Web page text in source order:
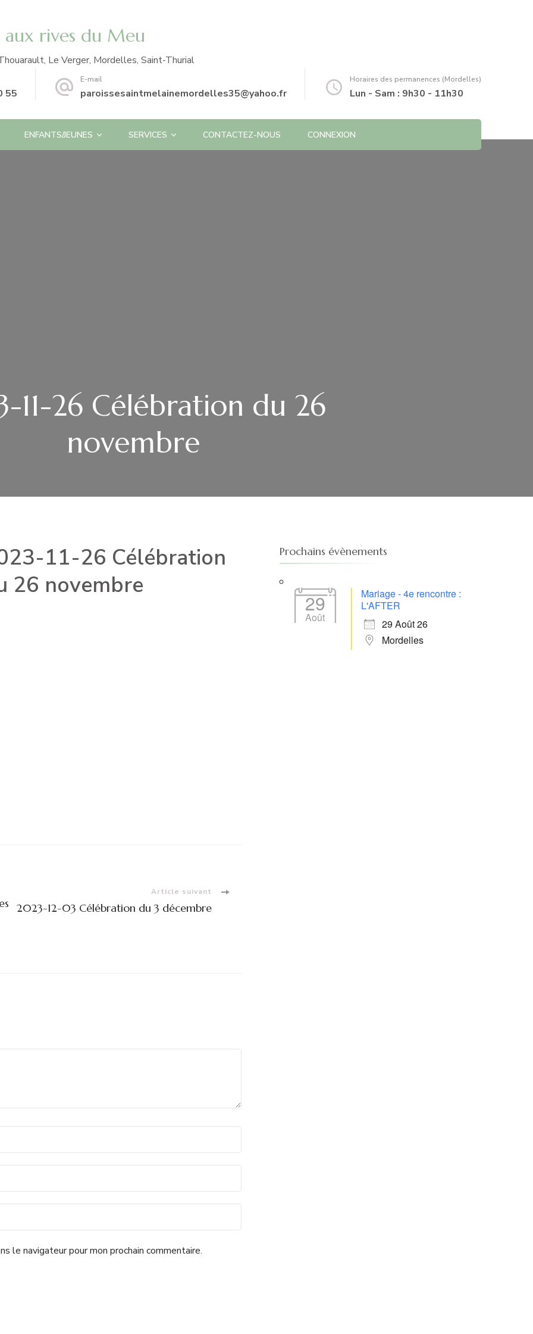
aux rives du Meu
Le Verger, Mordelles, Saint-Thurial
55
E-mail
paroissesaintmelainemordelles35@yahoo.fr
Horaires des permanences (Mordelles)
Lun - Sam : 9h30 - 11h30
ENFANTS/JEUNES SERVICES CONTACTEZ-NOUS CONNEXION
11-26 Célébration du 26
novembre
11-26 Célébration
26 novembre
Article suivant
2023-12-03 Célébration du 3 décembre
le navigateur pour mon prochain commentaire.
Prochains évènements
29
Août
Mariage - 4e rencontre :
L'AFTER
29 Août 26
Mordelles